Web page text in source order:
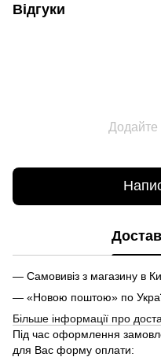
Відгуки
Додайте
— Самовивіз з магазину в
— «Новою поштою» по
Більше інформації про
Під час оформлення
для Вас форму оплати: